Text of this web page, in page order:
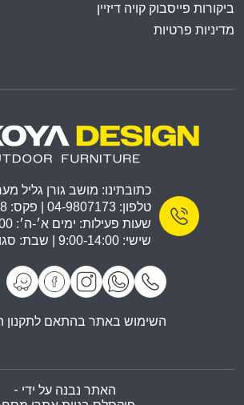
ביקורות פייסבוק קויה דיזיין
מדיניות פרטיות
כתובתינו: מושב גורן גליל
טלפון: 04-9807173 | פקס: 04-8550248
שעות פעילות: ימים א׳-ה׳: 9:00-17:00
שישי: 9:00-14:00 | שבת: סגור
השימוש באתר בהתאם לתקנון
האתר נבנה על ידי -